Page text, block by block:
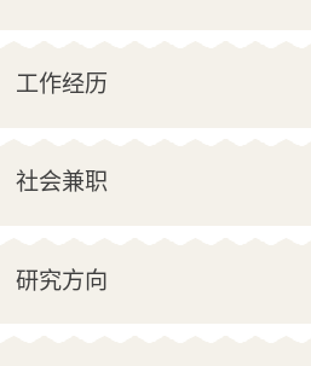
工作经历
社会兼职
研究方向